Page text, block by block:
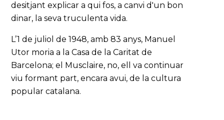
desitjant explicar a qui fos, a canvi d'un bon
dinar, la seva truculenta vida.
L’1 de juliol de 1948, amb 83 anys, Manuel
Utor moria a la Casa de la Caritat de
Barcelona; el Musclaire, no, ell va continuar
viu formant part, encara avui, de la cultura
popular catalana.